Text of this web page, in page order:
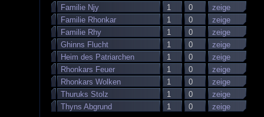
Familie Njy
1 0
zeige
Familie Rhonkar
1 0
zeige
Familie Rhy
1 0
zeige
Ghinns Flucht
1 0
zeige
Heim des Patriarchen
1 0
zeige
Rhonkars Feuer
1 0
zeige
Rhonkars Wolken
1 0
zeige
Thuruks Stolz
1 0
zeige
Thyns Abgrund
1 0 zeige